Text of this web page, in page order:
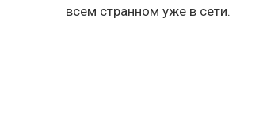
всем странном уже в сети.